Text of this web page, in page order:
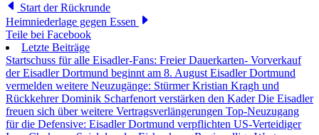
Start der Rückrunde
Heimniederlage gegen Essen
Teile bei Facebook
Letzte Beiträge
Startschuss für alle Eisadler-Fans: Freier Dauerkarten- Vorverkauf
der Eisadler Dortmund beginnt am 8. August Eisadler Dortmund
vermelden weitere Neuzugänge: Stürmer Kristian Kragh und
Rückkehrer Dominik Scharfenort verstärken den KaderDie Eisadler
freuen sich über weitere Vertragsverlängerungen Top-Neuzugang
für die Defensive: Eisadler Dortmund verpflichten US-Verteidiger